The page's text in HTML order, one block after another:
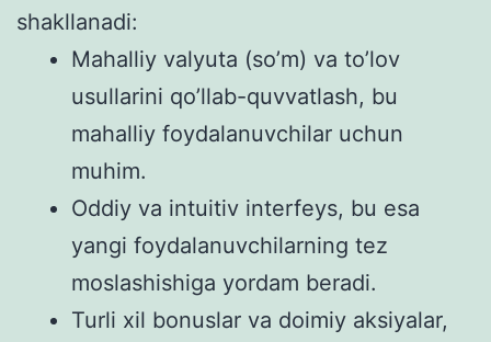
shakllanadi:
Mahalliy valyuta (so’m) va to’lov
usullarini qo’llab-quvvatlash, bu
mahalliy foydalanuvchilar uchun
muhim.
Oddiy va intuitiv interfeys, bu esa
yangi foydalanuvchilarning tez
moslashishiga yordam beradi.
Turli xil bonuslar va doimiy aksiyalar,